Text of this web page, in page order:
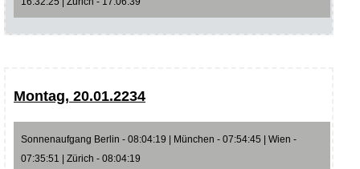
Montag, 20.01.2234
Sonnenaufgang Berlin - 08:04:19 | München - 07:54:45 | Wien -
07:35:51 | Zürich - 08:04:19